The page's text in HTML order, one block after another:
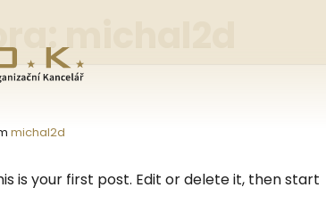
michal2d
michal2d
is your first post. Edit or delete it, then start